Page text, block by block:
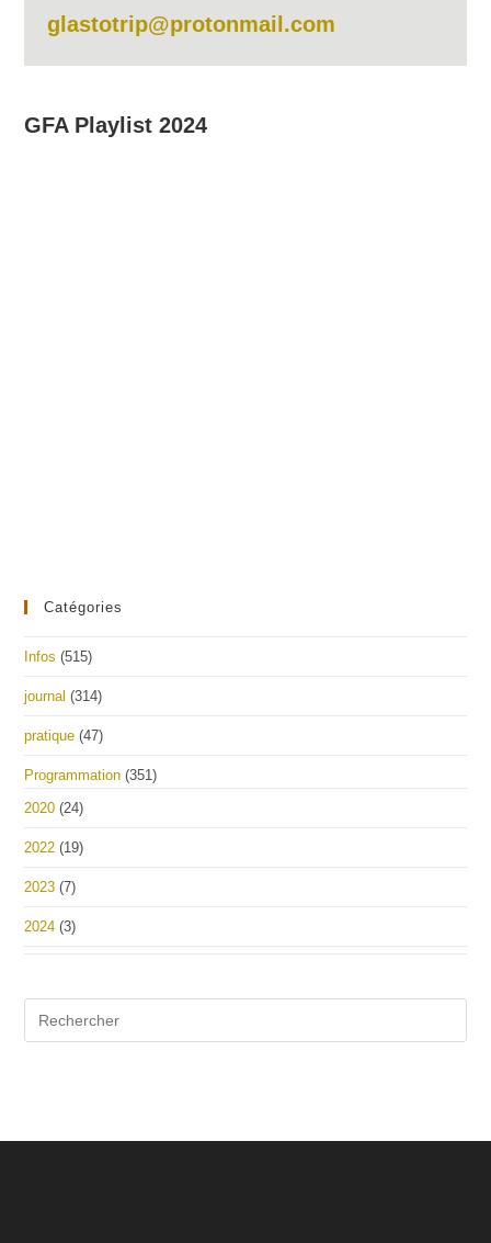
glastotrip@protonmail.com
GFA Playlist 2024
Catégories
Infos (515)
journal (314)
pratique (47)
Programmation (351)
2020 (24)
2022 (19)
2023 (7)
2024 (3)